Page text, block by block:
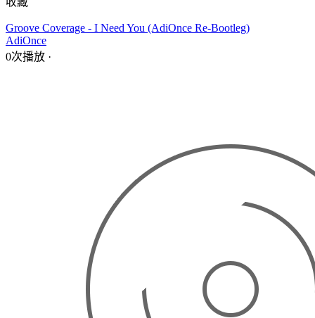
Groove Coverage - I Need You (AdiOnce Re-Bootleg)
AdiOnce
0次播放 ·